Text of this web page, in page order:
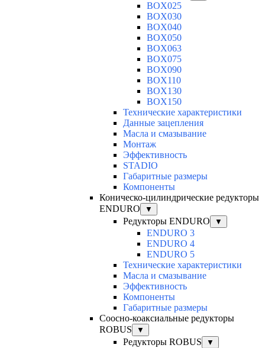
BOX025
BOX030
BOX040
BOX050
BOX063
BOX075
BOX090
BOX110
BOX130
BOX150
Технические характеристики
Данные зацепления
Масла и смазывание
Монтаж
Эффективность
STADIO
Габаритные размеры
Компоненты
Коническо-цилиндрические редукторы
ENDURO
▼
Редукторы ENDURO ▼
ENDURO 3
ENDURO 4
ENDURO 5
Технические характеристики
Масла и смазывание
Эффективность
Компоненты
Габаритные размеры
Соосно-коаксиальные редукторы
ROBUS
▼
Редукторы ROBUS ▼